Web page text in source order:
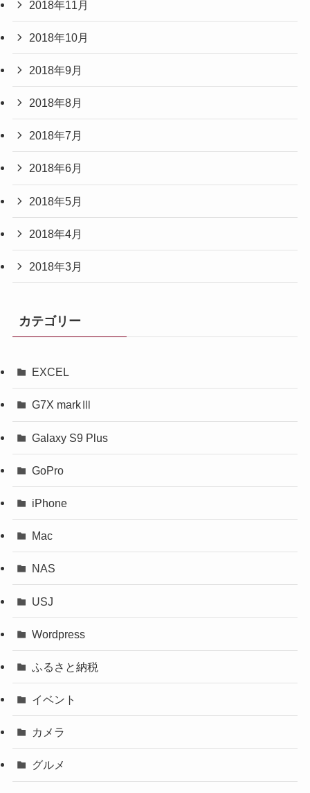
2018年11月
2018年10月
2018年9月
2018年8月
2018年7月
2018年6月
2018年5月
2018年4月
2018年3月
カテゴリー
EXCEL
G7X markⅢ
Galaxy S9 Plus
GoPro
iPhone
Mac
NAS
USJ
Wordpress
ふるさと納税
イベント
カメラ
グルメ